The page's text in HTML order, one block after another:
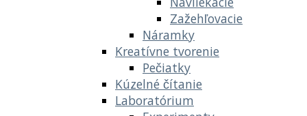
Zažehľovacie
Náramky
Kreatívne tvorenie
Pečiatky
Kúzelné čítanie
Laboratórium